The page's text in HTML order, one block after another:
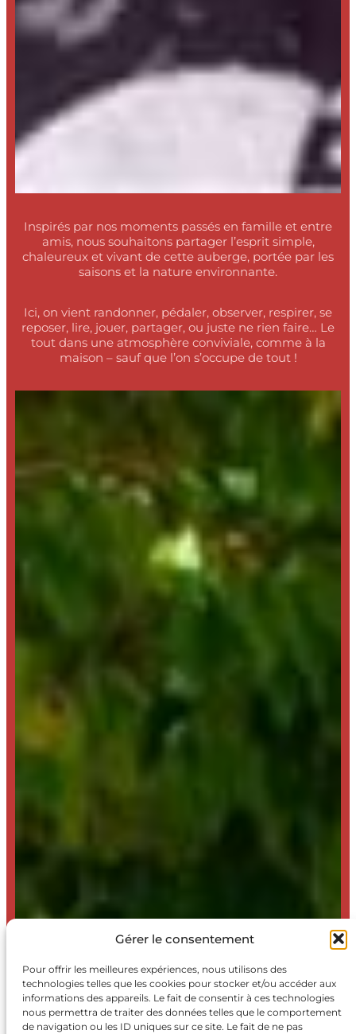
Gérer le consentement
Pour offrir les meilleures expériences, nous utilisons des
technologies telles que les cookies pour stocker et/ou accéder aux
informations des appareils. Le fait de consentir à ces technologies
nous permettra de traiter des données telles que le comportement
de navigation ou les ID uniques sur ce site. Le fait de ne pas
Inspirés par nos moments passés en famille et entre
amis, nous souhaitons partager l’esprit simple,
chaleureux et vivant de cette auberge, portée par les
saisons et la nature environnante.
Ici, on vient randonner, pédaler, observer, respirer, se
reposer, lire, jouer, partager, ou juste ne rien faire… Le
tout dans une atmosphère conviviale, comme à la
maison – sauf que l’on s’occupe de tout !